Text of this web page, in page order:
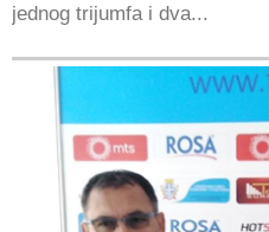
jednog trijumfa i dva...